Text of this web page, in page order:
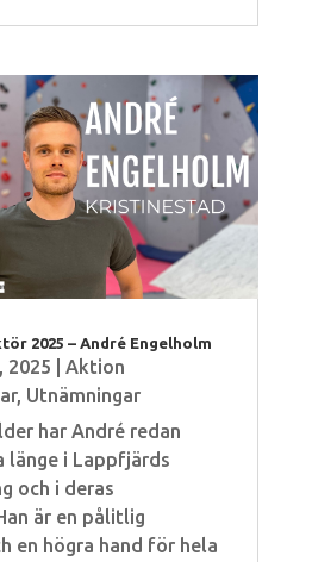
2025 – André Engelholm
2025
Aktion
, Utnämningar
har André redan
länge i Lappfjärds
och i deras
är en pålitlig
en högra hand för hela